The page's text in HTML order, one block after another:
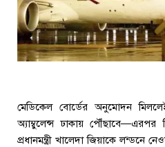
মেডিকেল বোর্ডের অনুমোদন
অ্যাম্বুলেন্স ঢাকায়
প্রধানমন্ত্রী খালেদা জিয়াকে লন্ডনে